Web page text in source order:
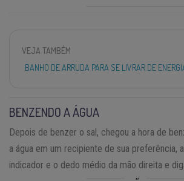
VEJA TAMBÉM
BANHO DE ARRUDA PARA SE LIVRAR DE
BENZENDO A ÁGUA
Depois de benzer o sal, chegou a hora de
a água em um recipiente de sua preferência,
indicador e o dedo médio da mão direita e